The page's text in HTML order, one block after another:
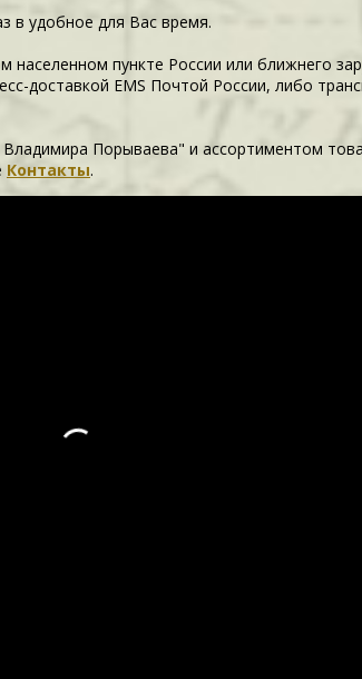
в удобное для Вас время.
населенном пункте России или ближнего
доставкой EMS Почтой России, либо
Порываева" и ассортиментом
Контакты.